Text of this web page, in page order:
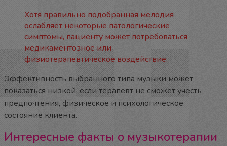
Хотя правильно подобранная мелодия
ослабляет некоторые патологические
симптомы, пациенту может потребоваться
медикаментозное или
физиотерапевтическое воздействие.
Эффективность выбранного типа музыки может
показаться низкой, если терапевт не сможет учесть
предпочтения, физическое и психологическое
состояние клиента.
Интересные факты о музыкотерапии